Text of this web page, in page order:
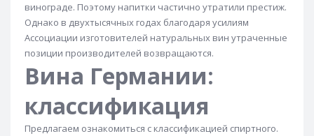
винограде. Поэтому напитки частично утратили престиж.
Однако в двухтысячных годах благодаря усилиям
Ассоциации изготовителей натуральных вин утраченные
позиции производителей возвращаются.
Вина Германии:
классификация
Предлагаем ознакомиться с классификацией спиртного.